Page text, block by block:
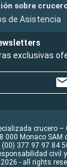
sobre
de Asistencia
exclusivas
crucero –
000 Monaco SAM
377 97 97 84
civil
2026 - all rights